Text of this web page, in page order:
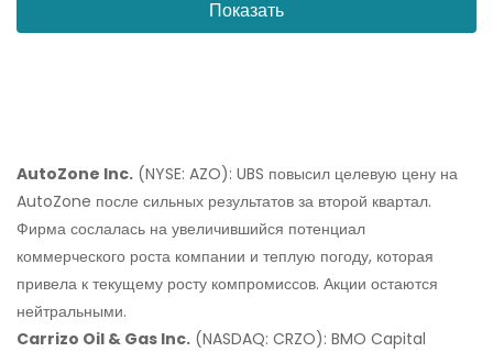
Показать
AutoZone Inc. (NYSE: AZO): UBS повысил целевую цену на
AutoZone после сильных результатов за второй квартал.
Фирма сослалась на увеличившийся потенциал
коммерческого роста компании и теплую погоду, которая
привела к текущему росту компромиссов. Акции остаются
нейтральными.
Carrizo Oil & Gas Inc. (NASDAQ: CRZO): BMO Capital